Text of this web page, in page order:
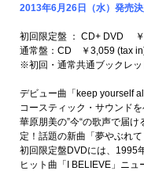
2013年6月26日（水）発売
初回限定盤 ： CD+ DVD
通常盤：CD ￥3,059 (tax
※初回・通常共通ブックレッ
デビュー曲「keep yourself
コースティック・サウンド
華原朋美の”今“の歌声で届
定！話題の新曲「夢やぶれ
初回限定盤DVDには、1995
ヒット曲「I BELIEVE」ニ